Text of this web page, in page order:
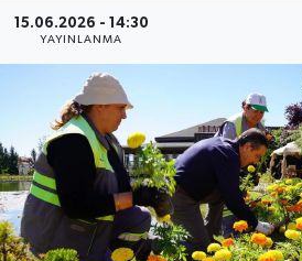
15.06.2026 - 14:30
YAYINLANMA
Haber Arşivi